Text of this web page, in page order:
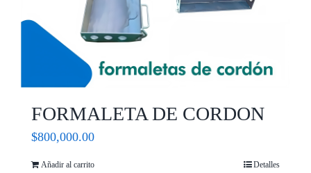
FORMALETA DE CORDON
$800,000.00
Añadir al carrito Detalles